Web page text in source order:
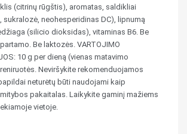
(citrinų rūgštis), aromatas, saldikliai
sukralozė, neohesperidinas DC), lipnumą
(silicio dioksidas), vitaminas B6. Be
Be laktozės. VARTOJIMO
10 g per dieną (vienas matavimo
Neviršykite rekomenduojamos
neturėtų būti naudojami kaip
pakaitalas. Laikykite gaminį mažiems
vietoje.